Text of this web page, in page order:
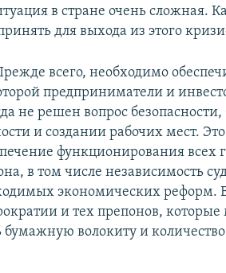
в стране очень сложная.
для выхода из этого
всего, необходимо
предприниматели и
не решен вопрос
и создании рабочих мест.
функционирования всех
в том числе независимость
экономических реформ.
и тех препонов,
волокиту и